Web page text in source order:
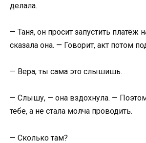
делала.
— Таня, он просит запустить платёж
сказала она. — Говорит, акт потом
— Вера, ты сама это слышишь.
— Слышу, — она вздохнула. —
тебе, а не стала молча проводить.
— Сколько там?